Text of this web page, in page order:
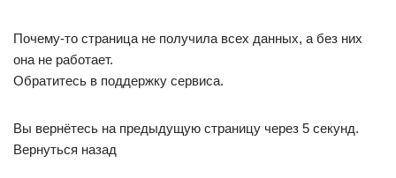
Почему-то страница не получила всех данных, а без них
она не работает.
Обратитесь в поддержку сервиса.
Вы вернётесь на предыдущую страницу через 5 секунд.
Вернуться назад